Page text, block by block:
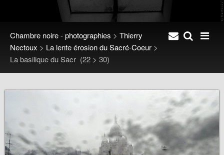
Chambre noire - photographies > Thierry
Nectoux > La lente érosion du Sacré-Coeur >
La basilique du Sacr (22 > 30)